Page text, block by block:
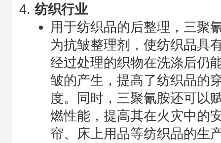
纺织行业
用于纺织品的后整理，三聚
为抗皱整理剂，使纺织品具
经过处理的织物在洗涤后仍
皱的产生，提高了纺织品的
度。同时，三聚氰胺还可以
燃性能，提高其在火灾中的
帘、床上用品等纺织品的生